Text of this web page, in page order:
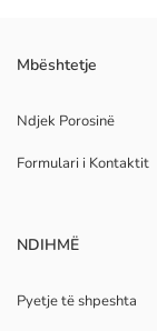
Mbështetje
Ndjek Porosinë
Formulari i Kontaktit
NDIHMË
Pyetje të shpeshta